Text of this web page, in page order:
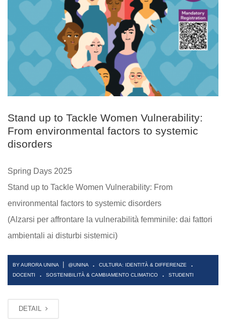
Stand up to Tackle Women Vulnerability:
From environmental factors to systemic
disorders
Spring Days 2025
Stand up to Tackle Women Vulnerability: From
environmental factors to systemic disorders
(Alzarsi per affrontare la vulnerabilità femminile: dai fattori
ambientali ai disturbi sistemici)
BY AURORA UNINA | @UNINA . CULTURA: IDENTITÀ & DIFFERENZE .
DOCENTI . SOSTENIBILITÀ & CAMBIAMENTO CLIMATICO . STUDENTI
DETAIL